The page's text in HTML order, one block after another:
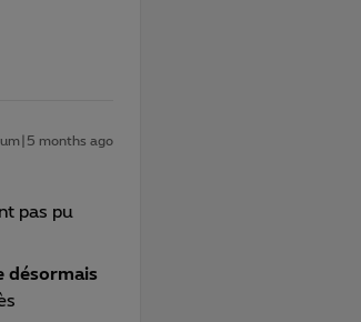
months ago
pas pu
désormais